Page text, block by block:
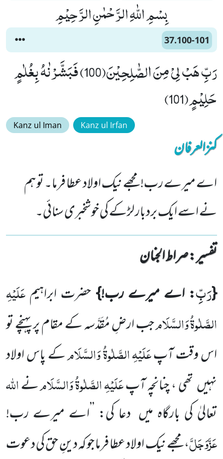
بِسْمِ اللّٰهِ الرَّحْمٰنِ الرَّحِیْمِ
37.100-101
رَبِّ هَبْ لِیْ مِنَ الصّٰلِحِیْنَ(100) فَبَشَّرْنٰهُ بِغُلٰمٍ
حَلِیْمٍ(101)
Kanz ul Iman Kanz ul Irfan
کنزالعرفان
اے میرے رب! مجھے نیک اولاد عطا فرما۔ تو ہم
نے اسے ایک بردبار لڑکے کی خوشخبری سنائی۔
تفسیر : ‎صراط الجنان
{رَبِّ: اے میرے رب!}حضرت ابراہیمعَلَیْہِ
الصَّلٰوۃُوَالسَّلَامجب ارضِ مُقَدَّسہ کے مقام پر پہنچے تو
اس وقت آپعَلَیْہِالصَّلٰوۃُوَالسَّلَامکے پاس اولاد
نہیںتھی ، چنانچہ آپعَلَیْہِالصَّلٰوۃُوَالسَّلَامنےاللہ
تعالیٰ کی بارگاہ میں دعا کی: ’’اے میرے رب!
عَزَّوَجَلَّ، مجھے نیک اولاد عطا فرما جو کہ دینِ حق کی دعوت